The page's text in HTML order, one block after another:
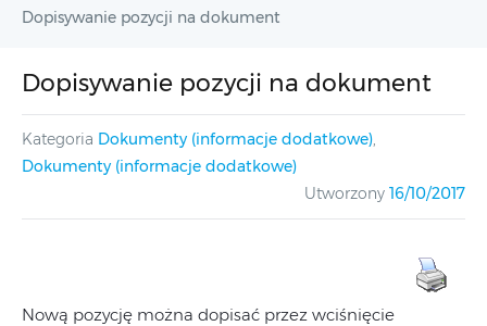
Dopisywanie pozycji na dokument
Dopisywanie pozycji na dokument
Kategoria Dokumenty (informacje dodatkowe),
Dokumenty (informacje dodatkowe)
Utworzony 16/10/2017
Nową pozycję można dopisać przez wciśnięcie